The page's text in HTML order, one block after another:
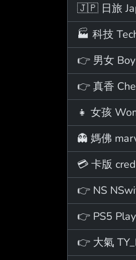
🇯🇵 日旅
🏭 科技
👉 男女
👉 真香
👧 女孩
👻 媽佛
💳 卡版
👉 NS
👉 PS5
👉 大氣